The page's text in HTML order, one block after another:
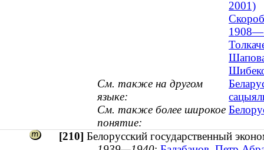
2001)
См. также на другом
языке:
См. также более широкое
понятие:
[210] Белорусский государственный